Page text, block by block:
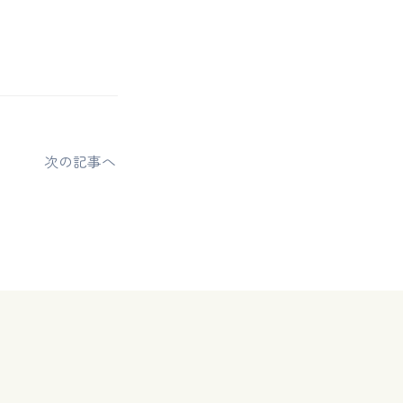
次の記事へ